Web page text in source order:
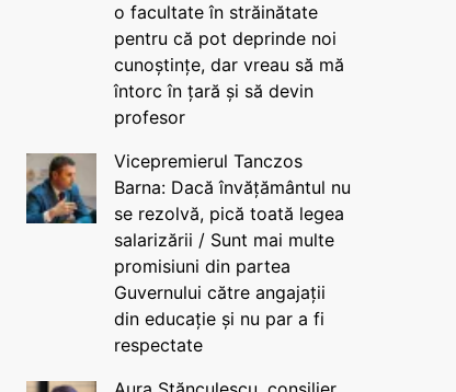
o facultate în străinătate
pentru că pot deprinde noi
cunoștințe, dar vreau să mă
întorc în țară și să devin
profesor
Vicepremierul Tanczos
Barna: Dacă învățământul nu
se rezolvă, pică toată legea
salarizării / Sunt mai multe
promisiuni din partea
Guvernului către angajații
din educație și nu par a fi
respectate